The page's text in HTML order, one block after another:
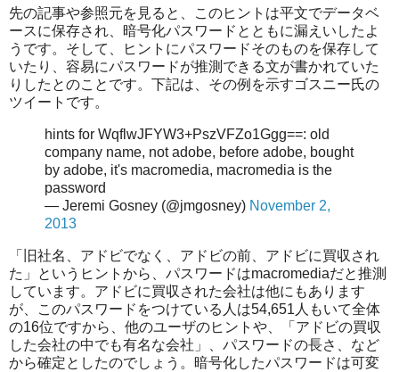
先の記事や参照元を見ると、このヒントは平文でデータベ
ースに保存され、暗号化パスワードとともに漏えいしたよ
うです。そして、ヒントにパスワードそのものを保存して
いたり、容易にパスワードが推測できる文が書かれていた
りしたとのことです。下記は、その例を示すゴスニー氏の
ツイートです。
hints for WqflwJFYW3+PszVFZo1Ggg==: old
company name, not adobe, before adobe, bought
by adobe, it's macromedia, macromedia is the
password
— Jeremi Gosney (@jmgosney) November 2,
2013
「旧社名、アドビでなく、アドビの前、アドビに買収され
た」というヒントから、パスワードはmacromediaだと推測
しています。アドビに買収された会社は他にもあります
が、このパスワードをつけている人は54,651人もいて全体
の16位ですから、他のユーザのヒントや、「アドビの買収
した会社の中でも有名な会社」、パスワードの長さ、など
から確定としたのでしょう。暗号化したパスワードは可変